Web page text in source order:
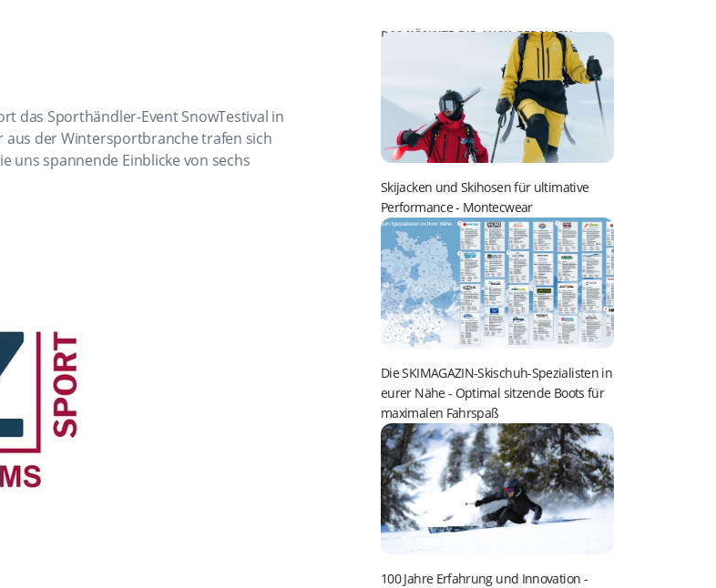
das Sporthändler-Event SnowTestival in
aus der Wintersportbranche trafen sich
uns spannende Einblicke von sechs
DAS KÖNNTE DIR AUCH GEFALLEN:
Skijacken und Skihosen für ultimative
Performance- Montecwear
Die SKIMAGAZIN-Skischuh-Spezialisten in
eurer Nähe- Optimal sitzende Boots für
maximalen Fahrspaß
100 Jahre Erfahrung und Innovation -